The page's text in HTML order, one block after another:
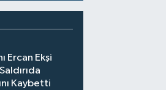
Ercan Ekşi
Kaybetti